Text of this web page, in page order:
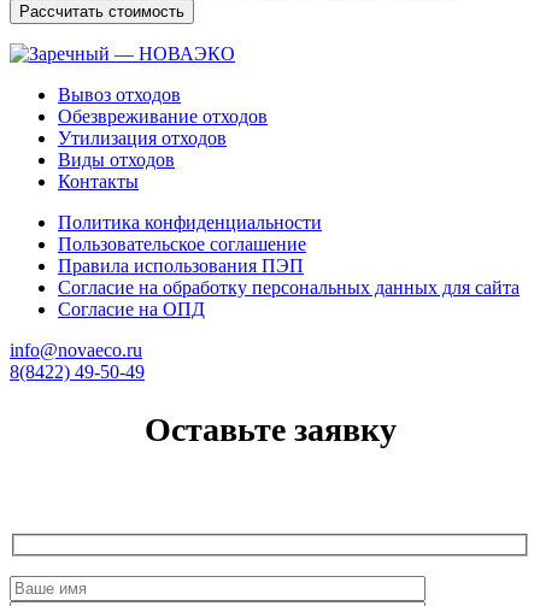
Вывоз отходов
Обезвреживание отходов
Утилизация отходов
Виды отходов
Контакты
Политика конфиденциальности
Пользовательское соглашение
Правила использования ПЭП
Согласие на обработку персональных данных для сайта
Согласие на ОПД
info@novaeco.ru
8(8422) 49-50-49
Оставьте заявку